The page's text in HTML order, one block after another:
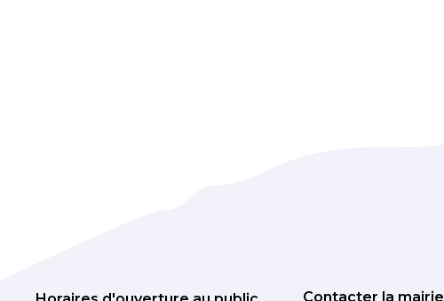
Contacter la mairie